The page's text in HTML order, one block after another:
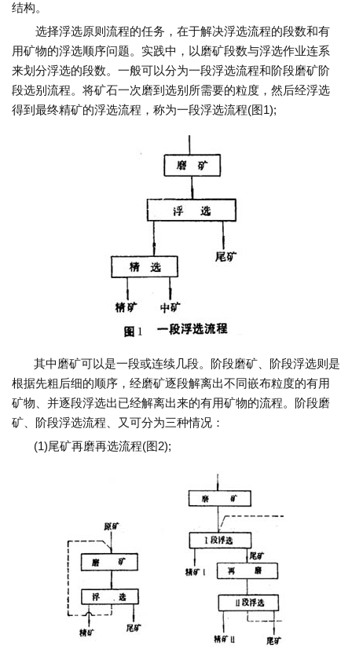
结构。
选择浮选原则流程的任务，在于解决浮选流程的段数和有
用矿物的浮选顺序问题。实践中，以磨矿段数与浮选作业连系
来划分浮选的段数。一般可以分为一段浮选流程和阶段磨矿阶
段选别流程。将矿石一次磨到选别所需要的粒度，然后经浮选
得到最终精矿的浮选流程，称为一段浮选流程(图1);
其中磨矿可以是一段或连续几段。阶段磨矿、阶段浮选则是
根据先粗后细的顺序，经磨矿逐段解离出不同嵌布粒度的有用
矿物、并逐段浮选出已经解离出来的有用矿物的流程。阶段磨
矿、阶段浮选流程、又可分为三种情况：
(1)尾矿再磨再选流程(图2);